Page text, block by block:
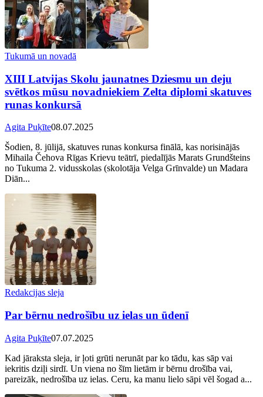
Tukumā un novadā
XIII Latvijas Skolu jaunatnes Dziesmu un deju
svētkos mūsu novadniekiem Zelta diplomi skatuves
runas konkursā
Agita Puķīte08.07.2025
Šodien, 8. jūlijā, skatuves runas konkursa finālā, kas norisinājās
Mihaila Čehova Rīgas Krievu teātrī, piedalījās Marats Grundšteins
no Tukuma 2. vidusskolas (skolotāja Velga Grīnvalde) un Madara
Diān...
Redakcijas sleja
Par bērnu nedrošību uz ielas un ūdenī
Agita Puķīte07.07.2025
Kad jāraksta sleja, ir ļoti grūti nerunāt par ko tādu, kas sāp vai
iekritis dziļi sirdī. Un viena no šīm lietām ir bērnu drošība vai,
pareizāk, nedrošība uz ielas. Ceru, ka manu lielo sāpi vēl šogad a...